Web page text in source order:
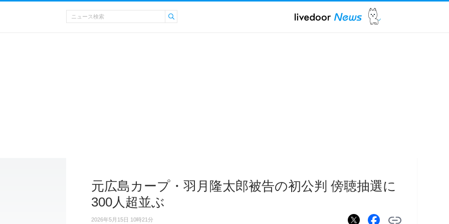
元広島カープ・羽月隆太郎被告の初公判 傍聴抽選に
300人超並ぶ
2026年5月15日 10時21分